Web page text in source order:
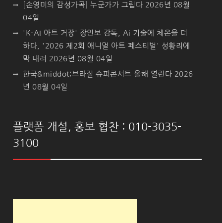
[손영미의 감성가곡] 누군가가 그립다 2026년 08월
04일
'K-AI 아트 거장' 장인보 감독, Ai 기술에 체온을 더
하다, '2026 제2회 애니멀 아트 페스티벌' 성황리에
막 내려 2026년 08월 04일
한국&middot;브라질 슈퍼콘서트 올해 열린다 2026
년 08월 04일
플랫폼 개설, 홍보 협찬 : 010-3035-
3100